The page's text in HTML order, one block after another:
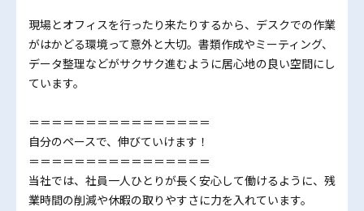
現場とオフィスを行ったり来たりするから、デスクでの作業
がはかどる環境って意外と大切。書類作成やミーティング、
データ整理などがサクサク進むように居心地の良い空間にし
ています。
＝＝＝＝＝＝＝＝＝＝＝＝＝＝＝＝
自分のペースで、伸びていけます！
＝＝＝＝＝＝＝＝＝＝＝＝＝＝＝＝
当社では、社員一人ひとりが長く安心して働けるように、残
業時間の削減や休暇の取りやすさに力を入れています。